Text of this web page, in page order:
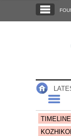
NOTIFIED NEWS
TIMELINE